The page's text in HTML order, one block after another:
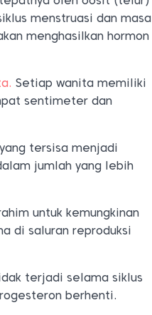
menstruasi dan masa
menghasilkan hormon
Setiap wanita memiliki
sentimeter dan
tersisa menjadi
jumlah yang lebih
untuk kemungkinan
di saluran reproduksi
terjadi selama siklus
berhenti.